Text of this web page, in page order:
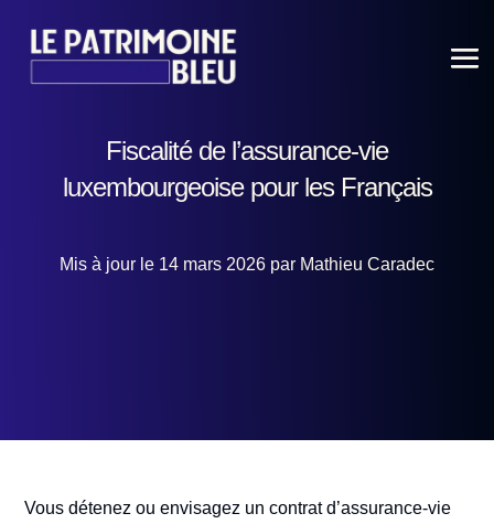
Fiscalité de l’assurance-vie
luxembourgeoise pour les Français
Mis à jour le 14 mars 2026 par Mathieu Caradec
Vous détenez ou envisagez un contrat d’assurance-vie